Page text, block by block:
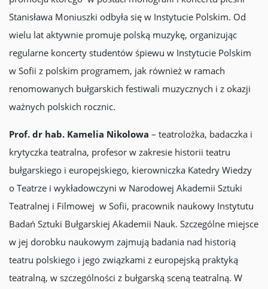
Stanisława Moniuszki odbyła się w Instytucie Polskim. Od
wielu lat aktywnie promuje polską muzykę, organizując
regularne koncerty studentów śpiewu w Instytucie Polskim
w Sofii z polskim programem, jak również w ramach
renomowanych bułgarskich festiwali muzycznych i z okazji
ważnych polskich rocznic.
Prof. dr hab. Kamelia Nikolowa – teatrolożka, badaczka i
krytyczka teatralna, profesor w zakresie historii teatru
bułgarskiego i europejskiego, kierowniczka Katedry Wiedzy
o Teatrze i wykładowczyni w Narodowej Akademii Sztuki
Teatralnej i Filmowej w Sofii, pracownik naukowy Instytutu
Badań Sztuki Bułgarskiej Akademii Nauk. Szczególne miejsce
w jej dorobku naukowym zajmują badania nad historią
teatru polskiego i jego związkami z europejską praktyką
teatralną, w szczególności z bułgarską sceną teatralną. W